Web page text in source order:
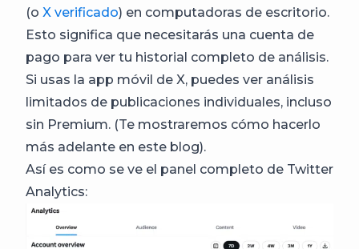
(o X verificado) en computadoras de escritorio.
Esto significa que necesitarás una cuenta de
pago para ver tu historial completo de análisis.
Si usas la app móvil de X, puedes ver análisis
limitados de publicaciones individuales, incluso
sin Premium. (Te mostraremos cómo hacerlo
más adelante en este blog).
Así es como se ve el panel completo de Twitter
Analytics: